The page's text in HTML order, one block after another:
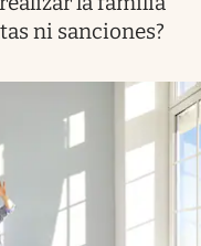
ni sanciones?